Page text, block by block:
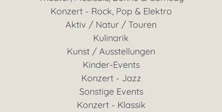
Konzert - Rock, Pop & Elektro
Aktiv / Natur / Touren
Kulinarik
Kunst / Ausstellungen
Kinder-Events
Konzert - Jazz
Sonstige Events
Konzert - Klassik